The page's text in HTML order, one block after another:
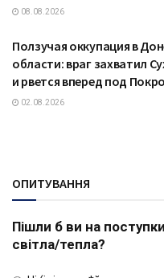
08.08.2026
Ползучая оккупация в
области: враг захватил
и рвется вперед под
02.08.2026
ОПИТУВАННЯ
Пішли б ви на
світла/тепла?